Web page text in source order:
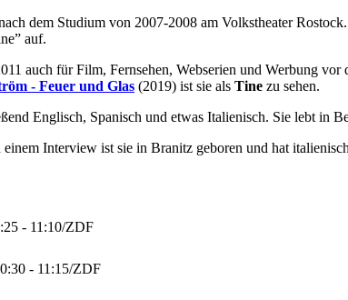
dem Studium von 2007-2008 am Volkstheater
auf.
auch für Film, Fernsehen, Webserien und Werbung
- Feuer und Glas (2019) ist sie als Tine zu sehen.
Englisch, Spanisch und etwas Italienisch. Sie lebt in
Interview ist sie in Branitz geboren und hat
- 11:10/ZDF
- 11:15/ZDF